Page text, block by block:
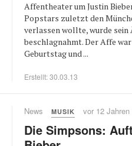
Affentheater um Justin
Popstars zuletzt den
verlassen wollte, wurde sein
beschlagnahmt. Der Affe
Geburtstag und ...
Erstellt: 30.03.13
News MUSIK vor 12 Jahren
Die Simpsons: